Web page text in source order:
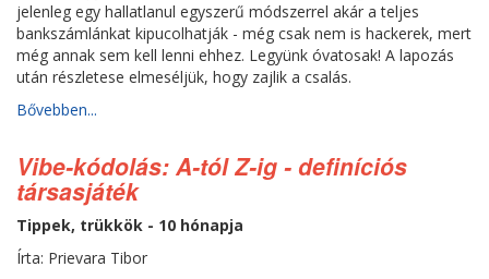
jelenleg egy hallatlanul egyszerű módszerrel akár a teljes
bankszámlánkat kipucolhatják - még csak nem is hackerek, mert
még annak sem kell lenni ehhez. Legyünk óvatosak! A lapozás
után részletese elmeséljük, hogy zajlik a csalás.
Bővebben...
Vibe-kódolás: A-tól Z-ig - definíciós
társasjáték
Tippek, trükkök - 10 hónapja
Írta: Prievara Tibor